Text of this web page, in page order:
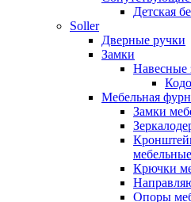
Детская
Soller
Дверные ручки
Замки
Навесные
Мебельная
Замки
мебельные
Крючки
Опоры